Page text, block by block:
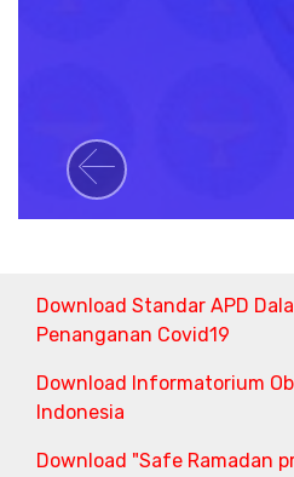
Previous
Download Standar APD
Penanganan Covid19
Download Informatorium
Indonesia
Download "Safe Ramadan